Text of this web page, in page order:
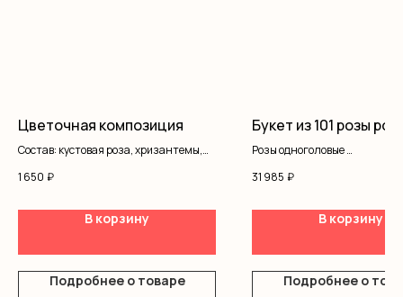
Цветочная композиция
Состав: кустовая роза, хризантемы,
1 650 ₽
В корзину
Подробнее о товаре
Букет из 101 розы
Розы одноголовые
31 985 ₽
В корзину
Подробнее о